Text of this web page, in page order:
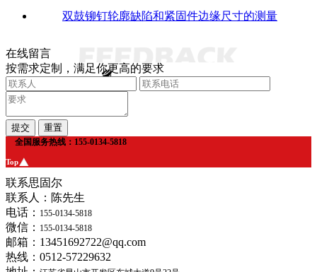
双鼓铆钉轮廓缺陷和紧固件边缘尺寸的测量
在线留言
按需求定制，满足你更高的要求
全国服务热线：155-0134-5818
Top
联系思固尔
联系人：陈先生
电话： 155-0134-5818
微信： 155-0134-5818
邮箱：13451692722@qq.com
热线：0512-57229632